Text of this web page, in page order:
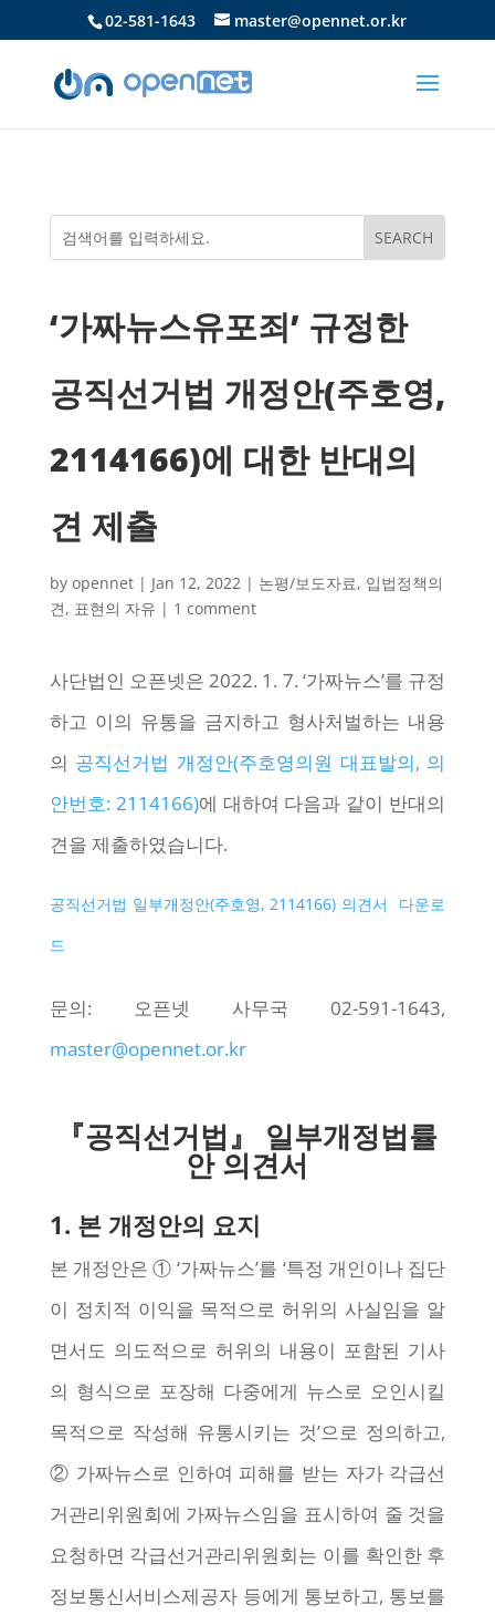
02-581-1643 master@opennet.or.kr
‘가짜뉴스유포죄’ 규정한
공직선거법 개정안(주호영,
2114166)에 대한 반대의
견 제출
by opennet| Jan 12, 2022| 논평/보도자료, 입법정책의
견, 표현의 자유 | 1 comment
사단법인 오픈넷은 2022. 1. 7. ‘가짜뉴스’를 규정
하고 이의 유통을 금지하고 형사처벌하는 내용
의 공직선거법 개정안(주호영의원 대표발의, 의
안번호: 2114166)에 대하여 다음과 같이 반대의
견을 제출하였습니다.
공직선거법 일부개정안(주호영, 2114166) 의견서
다운로
드
문의: 오픈넷 사무국 02-591-1643,
master@opennet.or.kr
『공직선거법』 일부개정법률
안 의견서
1. 본 개정안의 요지
본 개정안은 ① ‘가짜뉴스’를 ‘특정 개인이나 집단
이 정치적 이익을 목적으로 허위의 사실임을 알
면서도 의도적으로 허위의 내용이 포함된 기사
의 형식으로 포장해 다중에게 뉴스로 오인시킬
목적으로 작성해 유통시키는 것’으로 정의하고,
② 가짜뉴스로 인하여 피해를 받는 자가 각급선
거관리위원회에 가짜뉴스임을 표시하여 줄 것을
요청하면 각급선거관리위원회는 이를 확인한 후
정보통신서비스제공자 등에게 통보하고, 통보를